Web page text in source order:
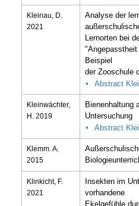
Kleinau, D.
2021
Analyse der
Lernorten bei
Beispiel
der Zooschule
Abstract
Kleinwächter,
H. 2019
Bienenhaltung
Untersuchung
Abstract
Klemm. A.
2015
Klinkicht, F.
2021
Insekten im
vorhandene